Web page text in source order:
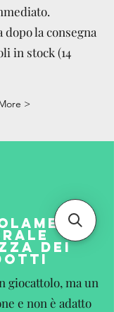
dopo la consegna
in stock (14
>
DEI
giocattolo, ma un
e non è adatto